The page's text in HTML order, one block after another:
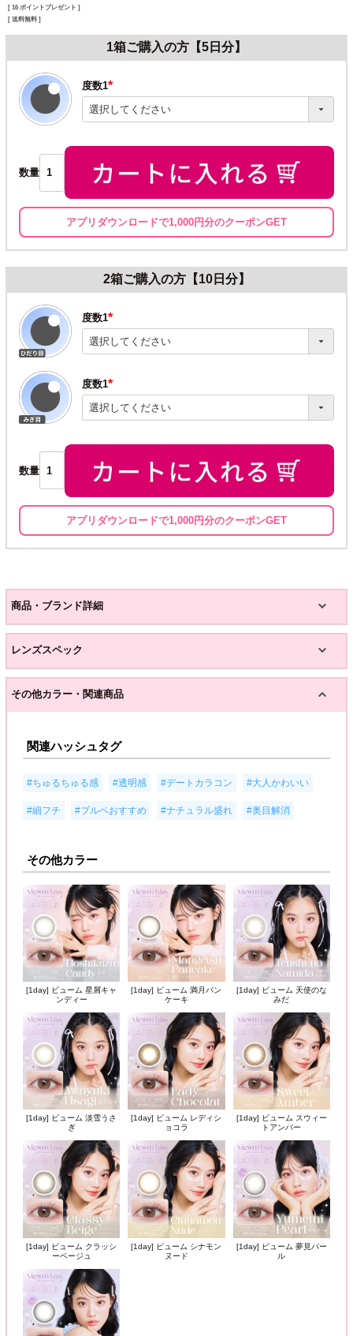
[ 16 ポイントプレゼント ]
送料無料
1箱ご購入の方【5日分】
度数1
(必
須)
数量
アプリダウンロードで1,000円分のクーポンGET
2箱ご購入の方【10日分】
度数1
(必
須)
度数1
(必
須)
数量
アプリダウンロードで1,000円分のクーポンGET
商品・ブランド詳細
レンズスペック
その他カラー・関連商品
関連ハッシュタグ
#ちゅるちゅる感 #透明感 #デートカラコン #大人かわいい
#細フチ #ブルベおすすめ #ナチュラル盛れ #奥目解消
その他カラー
[1day] ビューム 星屑キャ
ンディー
[1day] ビューム 満月パン
ケーキ
[1day] ビューム 天使のな
みだ
[1day] ビューム 淡雪うさ
ぎ
[1day] ビューム レディシ
ョコラ
[1day] ビューム スウィー
トアンバー
[1day] ビューム クラッシ
ーベージュ
[1day] ビューム シナモン
ヌード
[1day] ビューム 夢見パー
ル